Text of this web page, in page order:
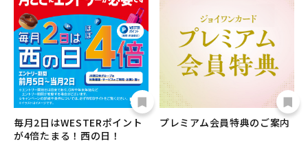
毎月2日はWESTERポイント
が4倍たまる！西の日！
プレミアム会員特典のご案内